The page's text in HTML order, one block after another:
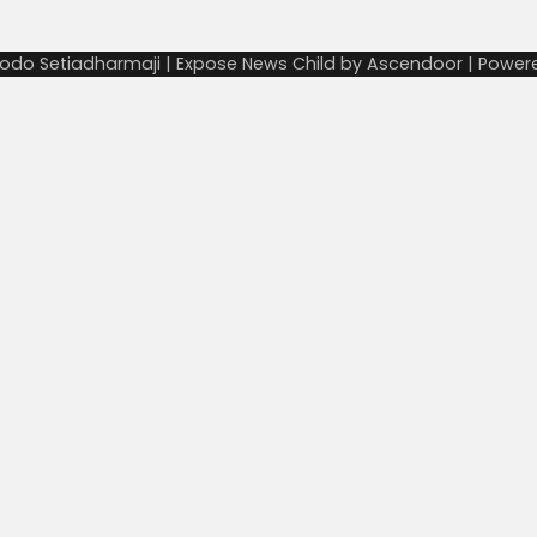
Setiadharmaji | Expose News Child by Ascendoor |